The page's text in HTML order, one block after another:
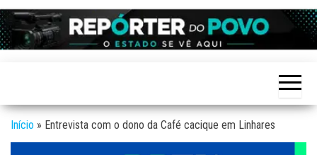
Skip
to
the
Reporter
site de
Notícias
Início » Entrevista com o dono da Café cacique em Linhares